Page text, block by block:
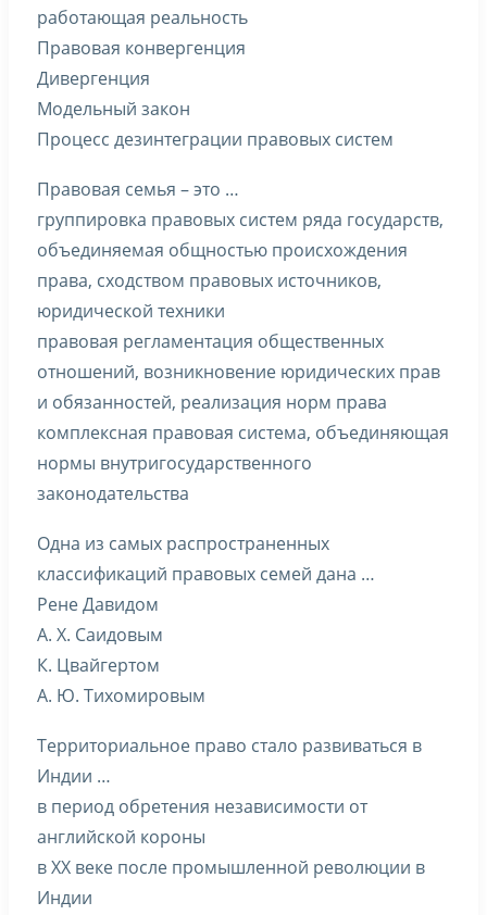
работающая реальность
Правовая конвергенция
Дивергенция
Модельный закон
Процесс дезинтеграции правовых систем
Правовая семья – это …
группировка правовых систем ряда государств,
объединяемая общностью происхождения
права, сходством правовых источников,
юридической техники
правовая регламентация общественных
отношений, возникновение юридических прав
и обязанностей, реализация норм права
комплексная правовая система, объединяющая
нормы внутригосударственного
законодательства
Одна из самых распространенных
классификаций правовых семей дана …
Рене Давидом
А. Х. Саидовым
К. Цвайгертом
А. Ю. Тихомировым
Территориальное право стало развиваться в
Индии …
в период обретения независимости от
английской короны
в XX веке после промышленной революции в
Индии